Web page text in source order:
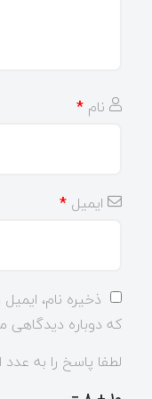
نام *
ایمیل *
ذخیره نام،
که دوباره دیدگاهی
لطفا پاسخ را به عدد